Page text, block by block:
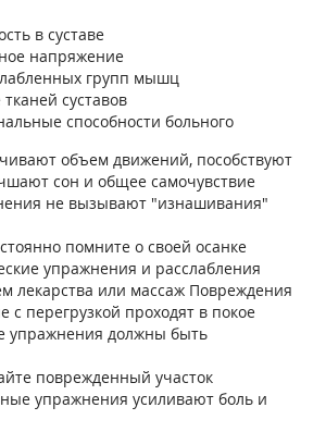
в суставе
напряжение
групп мышц
суставов
способности больного
объем движений, пособствуют
сон и общее самочувствие
не вызывают "изнашивания"
помните о своей осанке
упражнения и расслабления
лекарства или массаж Повреждения
с перегрузкой проходят в покое
упражнения должны быть
поврежденный участок
упражнения усиливают боль и